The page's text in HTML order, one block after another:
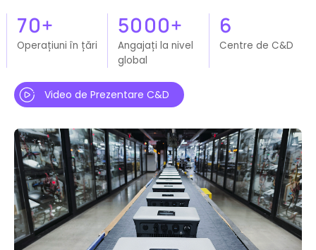
70+
Operațiuni în țări
5000+
Angajați la nivel
global
6
Centre de C&D
Video de Prezentare C&D